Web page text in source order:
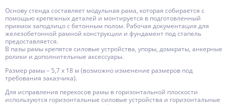
Основу стенда составляет модульная рама, которая собирается с
помощью крепежных деталей и монтируется в подготовленный
приямок заподлицо с бетонным полом. Рабочая документация для
железобетонной рамной конструкции и фундамент под стапель
предоставляется.
В пазы рамы крепятся силовые устройства, упоры, домкраты, анкерные
ролики и дополнительные аксессуары.
Размер рамы – 5,7 х 18 м (возможно изменение размеров под
требования заказчика).
Для исправления перекосов рамы в горизонтальной плоскости
используются горизонтальные силовые устройства и горизонтальные